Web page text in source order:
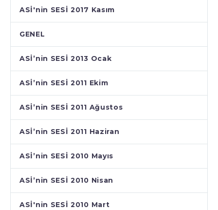
ASİ'nin SESİ 2017 Kasım
GENEL
ASİ’nin SESİ 2013 Ocak
ASİ’nin SESİ 2011 Ekim
ASİ’nin SESİ 2011 Ağustos
ASİ’nin SESİ 2011 Haziran
ASİ’nin SESİ 2010 Mayıs
ASİ’nin SESİ 2010 Nisan
ASİ'nin SESİ 2010 Mart